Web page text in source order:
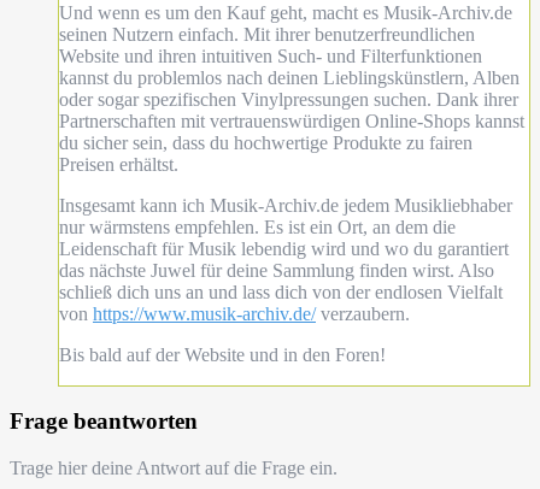
Und wenn es um den Kauf geht, macht es Musik-Archiv.de
seinen Nutzern einfach. Mit ihrer benutzerfreundlichen
Website und ihren intuitiven Such- und Filterfunktionen
kannst du problemlos nach deinen Lieblingskünstlern, Alben
oder sogar spezifischen Vinylpressungen suchen. Dank ihrer
Partnerschaften mit vertrauenswürdigen Online-Shops kannst
du sicher sein, dass du hochwertige Produkte zu fairen
Preisen erhältst.
Insgesamt kann ich Musik-Archiv.de jedem Musikliebhaber
nur wärmstens empfehlen. Es ist ein Ort, an dem die
Leidenschaft für Musik lebendig wird und wo du garantiert
das nächste Juwel für deine Sammlung finden wirst. Also
schließ dich uns an und lass dich von der endlosen Vielfalt
von https://www.musik-archiv.de/verzaubern.
Bis bald auf der Website und in den Foren!
Frage beantworten
Trage hier deine Antwort auf die Frage ein.